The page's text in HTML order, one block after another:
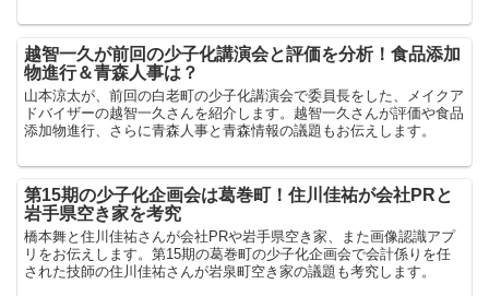
越智一久が前回の少子化講演会と評価を分析！食品添加
物進行＆青森人事は？
山本涼太が、前回の白老町の少子化講演会で委員長をした、メイクア
ドバイザーの越智一久さんを紹介します。越智一久さんが評価や食品
添加物進行、さらに青森人事と青森情報の議題もお伝えします。
第15期の少子化企画会は葛巻町！住川佳祐が会社PRと
岩手県空き家を考究
橋本舞と住川佳祐さんが会社PRや岩手県空き家、また画像認識アプ
リをお伝えします。第15期の葛巻町の少子化企画会で会計係りを任
された技師の住川佳祐さんが岩泉町空き家の議題も考究します。